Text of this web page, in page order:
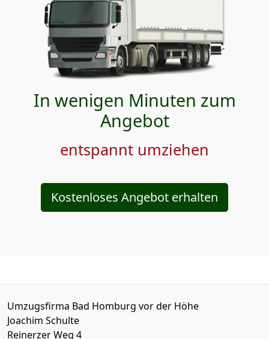
In wenigen Minuten zum
Angebot
entspannt umziehen
Kostenloses Angebot erhalten
Umzugsfirma Bad Homburg vor der Höhe
Joachim Schulte
Reinerzer Weg 4